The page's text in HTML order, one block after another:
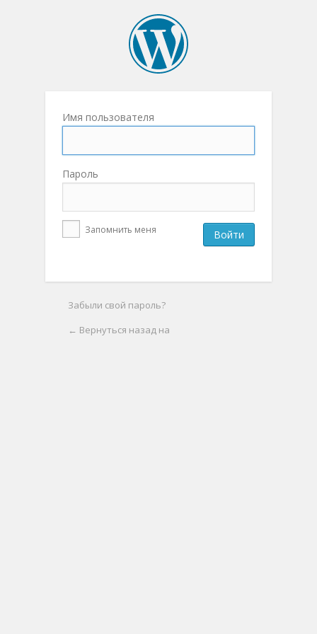
Имя пользователя
Пароль
Запомнить меня
Забыли свой пароль?
← Вернуться назад на